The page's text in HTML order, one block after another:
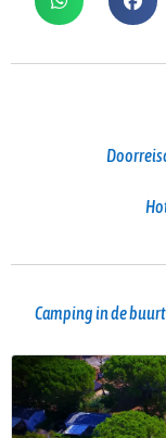
Camping in de